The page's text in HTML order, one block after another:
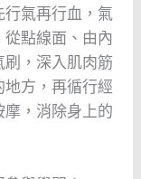
行氣再行血，氣
點線面、由內
，深入肌肉筋
方，再循行經
，消除身上的